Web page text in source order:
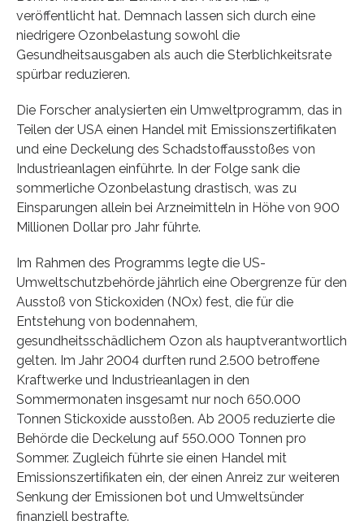
veröffentlicht hat. Demnach lassen sich durch eine
niedrigere Ozonbelastung sowohl die
Gesundheitsausgaben als auch die Sterblichkeitsrate
spürbar reduzieren.
Die Forscher analysierten ein Umweltprogramm, das in
Teilen der USA einen Handel mit Emissionszertifikaten
und eine Deckelung des Schadstoffausstoßes von
Industrieanlagen einführte. In der Folge sank die
sommerliche Ozonbelastung drastisch, was zu
Einsparungen allein bei Arzneimitteln in Höhe von 900
Millionen Dollar pro Jahr führte.
Im Rahmen des Programms legte die US-
Umweltschutzbehörde jährlich eine Obergrenze für den
Ausstoß von Stickoxiden (NOx) fest, die für die
Entstehung von bodennahem,
gesundheitsschädlichem Ozon als hauptverantwortlich
gelten. Im Jahr 2004 durften rund 2.500 betroffene
Kraftwerke und Industrieanlagen in den
Sommermonaten insgesamt nur noch 650.000
Tonnen Stickoxide ausstoßen. Ab 2005 reduzierte die
Behörde die Deckelung auf 550.000 Tonnen pro
Sommer. Zugleich führte sie einen Handel mit
Emissionszertifikaten ein, der einen Anreiz zur weiteren
Senkung der Emissionen bot und Umweltsünder
finanziell bestrafte.